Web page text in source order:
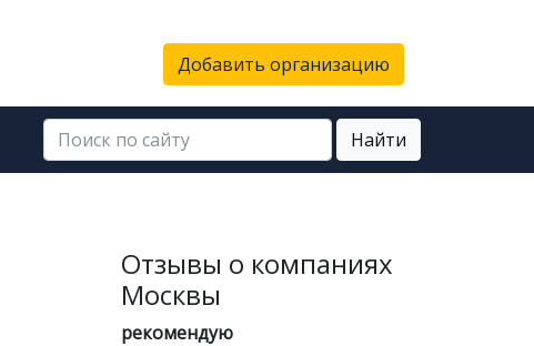
Добавить организацию
Найти
Отзывы о компаниях
Москвы
рекомендую